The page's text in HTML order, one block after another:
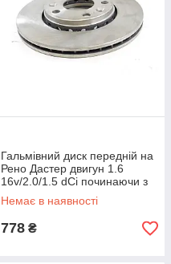
Гальмівний диск передній на
Рено Дастер двигун 1.6
16v/2.0/1.5 dCi починаючи з
2011 р OPTIMAL—BS830
Немає в наявності
778 ₴